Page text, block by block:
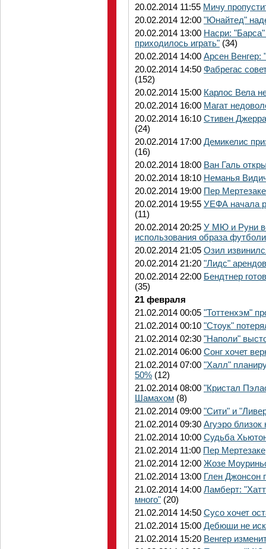
20.02.2014 11:55 Мичу
20.02.2014 12:00 "Юнайтед"
20.02.2014 13:00 Насри:
приходилось играть" (34)
20.02.2014 14:00 Арсен Венгер:
20.02.2014 14:50 Фабрегас
(152)
20.02.2014 15:00 Карлос Вела
20.02.2014 16:00 Магат
20.02.2014 16:10 Стивен
(24)
20.02.2014 17:00 Демикелис
(16)
20.02.2014 18:00 Ван Галь
20.02.2014 18:10 Неманья
20.02.2014 19:00 Пер
20.02.2014 19:55 УЕФА начала
(11)
20.02.2014 20:25 У МЮ и Руни
использования образа
20.02.2014 21:05 Озил
20.02.2014 21:20 "Лидс"
20.02.2014 22:00 Бендтнер
(35)
21 февраля
21.02.2014 00:05 "Тоттенхэм"
21.02.2014 00:10 "Стоук"
21.02.2014 02:30 "Наполи"
21.02.2014 06:00 Сонг хочет
21.02.2014 07:00 "Халл"
50% (12)
21.02.2014 08:00 "Кристал
Шамахом (8)
21.02.2014 09:00 "Сити" и
21.02.2014 09:30 Агуэро
21.02.2014 10:00 Судьба
21.02.2014 11:00 Пер
21.02.2014 12:00 Жозе
21.02.2014 13:00 Глен Джонсон
21.02.2014 14:00 Ламберт:
много" (20)
21.02.2014 14:50 Сусо хочет
21.02.2014 15:00 Дебюши не
21.02.2014 15:20 Венгер